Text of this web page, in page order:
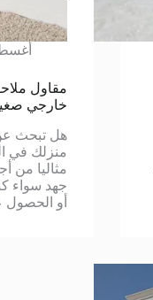
أغسطس
خارجي
هل تبحث
منزلك في
مثاليا من
جهد سواء
أو